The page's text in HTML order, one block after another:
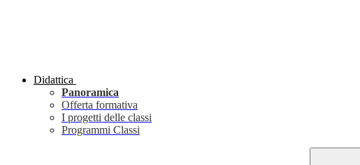
Didattica
Panoramica
Offerta formativa
I progetti delle classi
Programmi Classi